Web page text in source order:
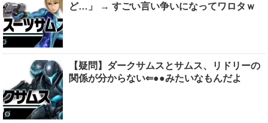
ど…」 → すごい言い争いになってワロタｗ
【疑問】ダークサムスとサムス、リドリーの
関係が分からない⇐●●みたいなもんだよ